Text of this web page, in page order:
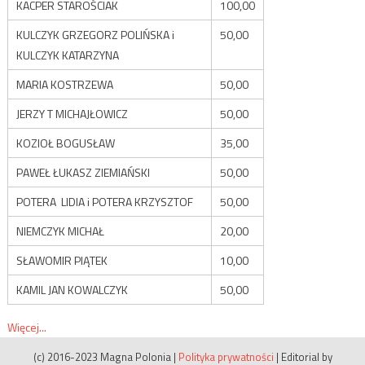
KACPER STAROŚCIAK
100,00
KULCZYK GRZEGORZ POLIŃSKA i
KULCZYK KATARZYNA
50,00
MARIA KOSTRZEWA
50,00
JERZY T MICHAJŁOWICZ
50,00
KOZIOŁ BOGUSŁAW
35,00
PAWEŁ ŁUKASZ ZIEMIAŃSKI
50,00
POTERA LIDIA i POTERA KRZYSZTOF
50,00
NIEMCZYK MICHAŁ
20,00
SŁAWOMIR PIĄTEK
10,00
KAMIL JAN KOWALCZYK
50,00
Więcej...
(c) 2016-2023 Magna Polonia | Polityka prywatności | Editorial by